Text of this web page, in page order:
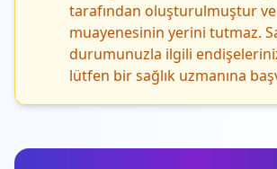
tarafından oluşturulmuştur
muayenesinin yerini tutmaz.
durumunuzla ilgili
lütfen bir sağlık uzmanına